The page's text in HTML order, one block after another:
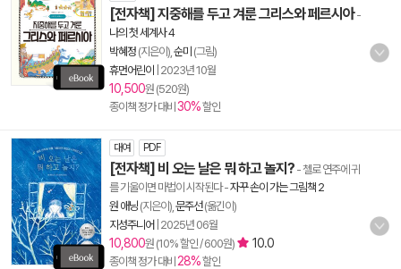
[전자책] 지중해를 두고 겨룬 그리스와 페르시아-
나의 첫 세계사 4
박혜정 (지은이), 순미 (그림)
휴먼어린이
2023년 10월
10,500원 (520원)
종이책 정가 대비 30%할인
대여 PDF
[전자책] 비 오는 날은 뭐 하고 놀지? - 첼로 연주에 귀
를 기울이면 마법이 시작된다-자꾸 손이 가는 그림책 2
원 애닝 (지은이), 문주선(옮긴이)
지성주니어 2025년 06월
10,800원 (10% 할인 / 600원) 10.0
종이책 정가 대비 28%할인